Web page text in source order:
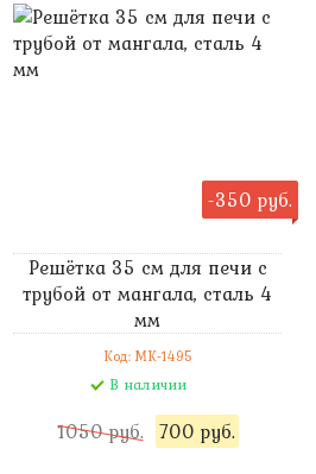
-350 руб.
Решётка 35 см для печи с
трубой от мангала, сталь 4
мм
Код: MK-1495
В наличии
1050 руб. 700 руб.